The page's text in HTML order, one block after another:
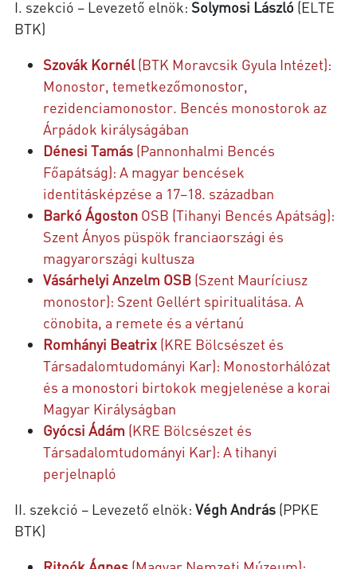
I. szekció – Levezető elnök: Solymosi László (ELTE
BTK)
Szovák Kornél (BTK Moravcsik Gyula Intézet):
Monostor, temetkezőmonostor,
rezidenciamonostor. Bencés monostorok az
Árpádok királyságában
Dénesi Tamás (Pannonhalmi Bencés
Főapátság): A magyar bencések
identitásképzése a 17–18. században
Barkó Ágoston OSB (Tihanyi Bencés Apátság):
Szent Ányos püspök franciaországi és
magyarországi kultusza
Vásárhelyi Anzelm OSB (Szent Mauríciusz
monostor): Szent Gellért spiritualitása. A
cönobita, a remete és a vértanú
Romhányi Beatrix (KRE Bölcsészet és
Társadalomtudományi Kar): Monostorhálózat
és a monostori birtokok megjelenése a korai
Magyar Királyságban
Gyócsi Ádám (KRE Bölcsészet és
Társadalomtudományi Kar): A tihanyi
perjelnapló
II. szekció – Levezető elnök: Végh András (PPKE
BTK)